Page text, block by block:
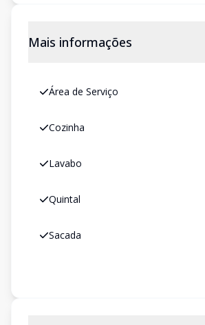
Mais informações
Área de Serviço
Cozinha
Lavabo
Quintal
Sacada